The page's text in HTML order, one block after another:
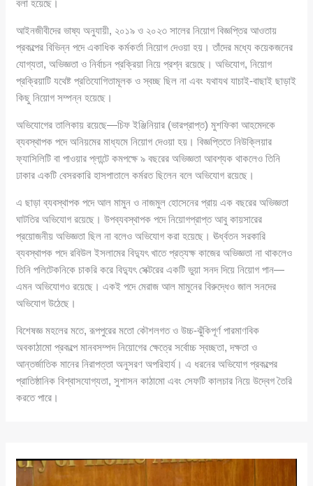
বলা হয়েছে।
আইনজীবীদের ভাষ্য অনুযায়ী, ২০১৯ ও ২০২৩ সালের নিয়োগ বিজ্ঞপ্তির আওতায়
প্রকল্পের বিভিন্ন পদে একাধিক কর্মকর্তা নিয়োগ দেওয়া হয়। তাঁদের মধ্যে কয়েকজনের
যোগ্যতা, অভিজ্ঞতা ও নির্বাচন প্রক্রিয়া নিয়ে প্রশ্ন রয়েছে। অভিযোগ, নিয়োগ
প্রক্রিয়াটি যথেষ্ট প্রতিযোগিতামূলক ও স্বচ্ছ ছিল না এবং যথাযথ যাচাই-বাছাই ছাড়াই
কিছু নিয়োগ সম্পন্ন হয়েছে।
অভিযোগের তালিকায় রয়েছে—চিফ ইঞ্জিনিয়ার (ভারপ্রাপ্ত) মুশফিকা আহমেদকে
ব্যবস্থাপক পদে অনিয়মের মাধ্যমে নিয়োগ দেওয়া হয়। বিজ্ঞপ্তিতে নিউক্লিয়ার
ফ্যাসিলিটি বা পাওয়ার প্লান্টে কমপক্ষে ৯ বছরের অভিজ্ঞতা আবশ্যক থাকলেও তিনি
ঢাকার একটি বেসরকারি হাসপাতালে কর্মরত ছিলেন বলে অভিযোগ রয়েছে।
এ ছাড়া ব্যবস্থাপক পদে আল মামুন ও নাজমুল হোসেনের প্রায় এক বছরের অভিজ্ঞতা
ঘাটতির অভিযোগ রয়েছে। উপব্যবস্থাপক পদে নিয়োগপ্রাপ্ত আবু কায়সারের
প্রয়োজনীয় অভিজ্ঞতা ছিল না বলেও অভিযোগ করা হয়েছে। ঊর্ধ্বতন সরকারি
ব্যবস্থাপক পদে রবিউল ইসলামের বিদ্যুৎ খাতে প্রত্যক্ষ কাজের অভিজ্ঞতা না থাকলেও
তিনি পলিটেকনিকে চাকরি করে বিদ্যুৎ সেক্টরের একটি ভুয়া সনদ দিয়ে নিয়োগ পান—
এমন অভিযোগও রয়েছে। একই পদে মেরাজ আল মামুনের বিরুদ্ধেও জাল সনদের
অভিযোগ উঠেছে।
বিশেষজ্ঞ মহলের মতে, রূপপুরের মতো কৌশলগত ও উচ্চ-ঝুঁকিপূর্ণ পারমাণবিক
অবকাঠামো প্রকল্পে মানবসম্পদ নিয়োগের ক্ষেত্রে সর্বোচ্চ স্বচ্ছতা, দক্ষতা ও
আন্তর্জাতিক মানের নিরাপত্তা অনুসরণ অপরিহার্য। এ ধরনের অভিযোগ প্রকল্পের
প্রাতিষ্ঠানিক বিশ্বাসযোগ্যতা, সুশাসন কাঠামো এবং সেফটি কালচার নিয়ে উদ্বেগ তৈরি
করতে পারে।